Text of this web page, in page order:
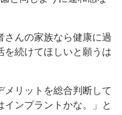
さんの家族なら健康に過
を続けてほしいと願うは
メリットを総合判断して
ンプラントかな。」と